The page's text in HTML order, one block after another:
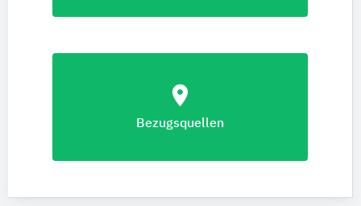
location_on
Bezugsquellen